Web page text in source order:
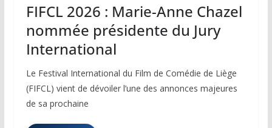
FIFCL 2026 : Marie-Anne Chazel
nommée présidente du Jury
International
Le Festival International du Film de Comédie de Liège
(FIFCL) vient de dévoiler l’une des annonces majeures
de sa prochaine